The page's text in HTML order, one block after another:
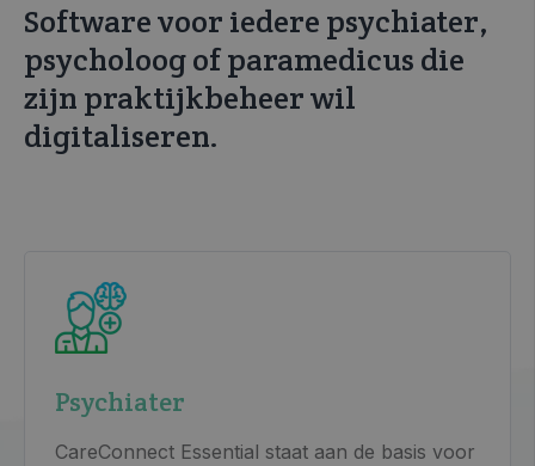
Software voor iedere psychiater,
psycholoog of paramedicus die
zijn praktijkbeheer wil
digitaliseren.
Psychiater
CareConnect Essential staat aan de basis voor